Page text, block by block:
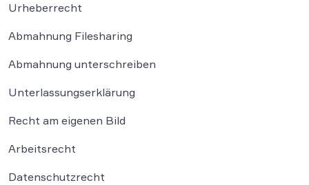
Urheberrecht
Abmahnung Filesharing
Abmahnung unterschreiben
Unterlassungserklärung
Recht am eigenen Bild
Arbeitsrecht
Datenschutzrecht